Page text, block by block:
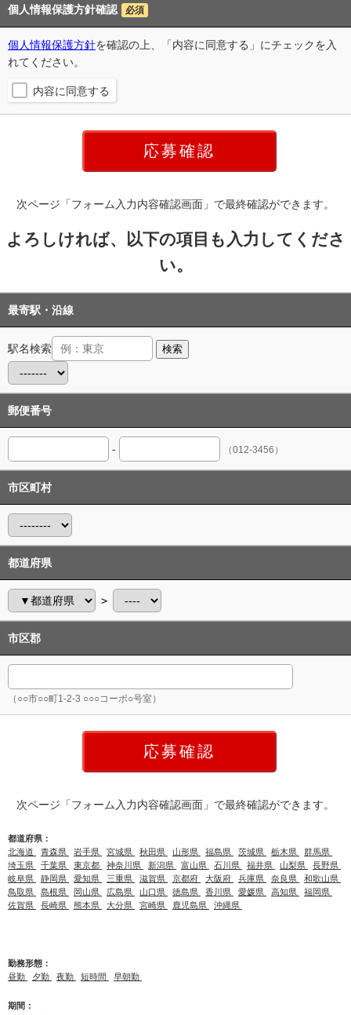
個人情報保護方針確認 必須
個人情報保護方針を確認の上、「内容に同意する」にチェックを入
れてください。
内容に同意する
次ページ「フォーム入力内容確認画面」で最終確認ができます。
よろしければ、以下の項目も入力してくださ
い。
最寄駅・沿線
駅名検索 検索
郵便番号
- （012-3456）
市区町村
都道府県
＞
市区郡
（○○市○○町1-2-3 ○○○コーポ○号室）
次ページ「フォーム入力内容確認画面」で最終確認ができます。
都道府県：
北海道
青森県 岩手県 宮城県 秋田県 山形県 福島県 茨城県 栃木県
群馬県
埼玉県
千葉県 東京都 神奈川県 新潟県 富山県 石川県 福井県 山梨県
長野県
岐阜県
静岡県 愛知県 三重県 滋賀県 京都府 大阪府 兵庫県 奈良県
和歌山県
鳥取県
島根県 岡山県 広島県 山口県 徳島県 香川県 愛媛県 高知県
福岡県
佐賀県
長崎県 熊本県 大分県 宮崎県 鹿児島県 沖縄県
勤務形態：
昼勤
夕勤 夜勤 短時間 早朝勤
期間：